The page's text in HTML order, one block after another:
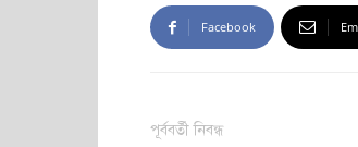
Facebook
পূর্ববর্তী নিবন্ধ